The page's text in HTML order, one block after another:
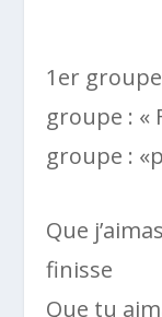
1er
groupe
groupe :
Que
Que